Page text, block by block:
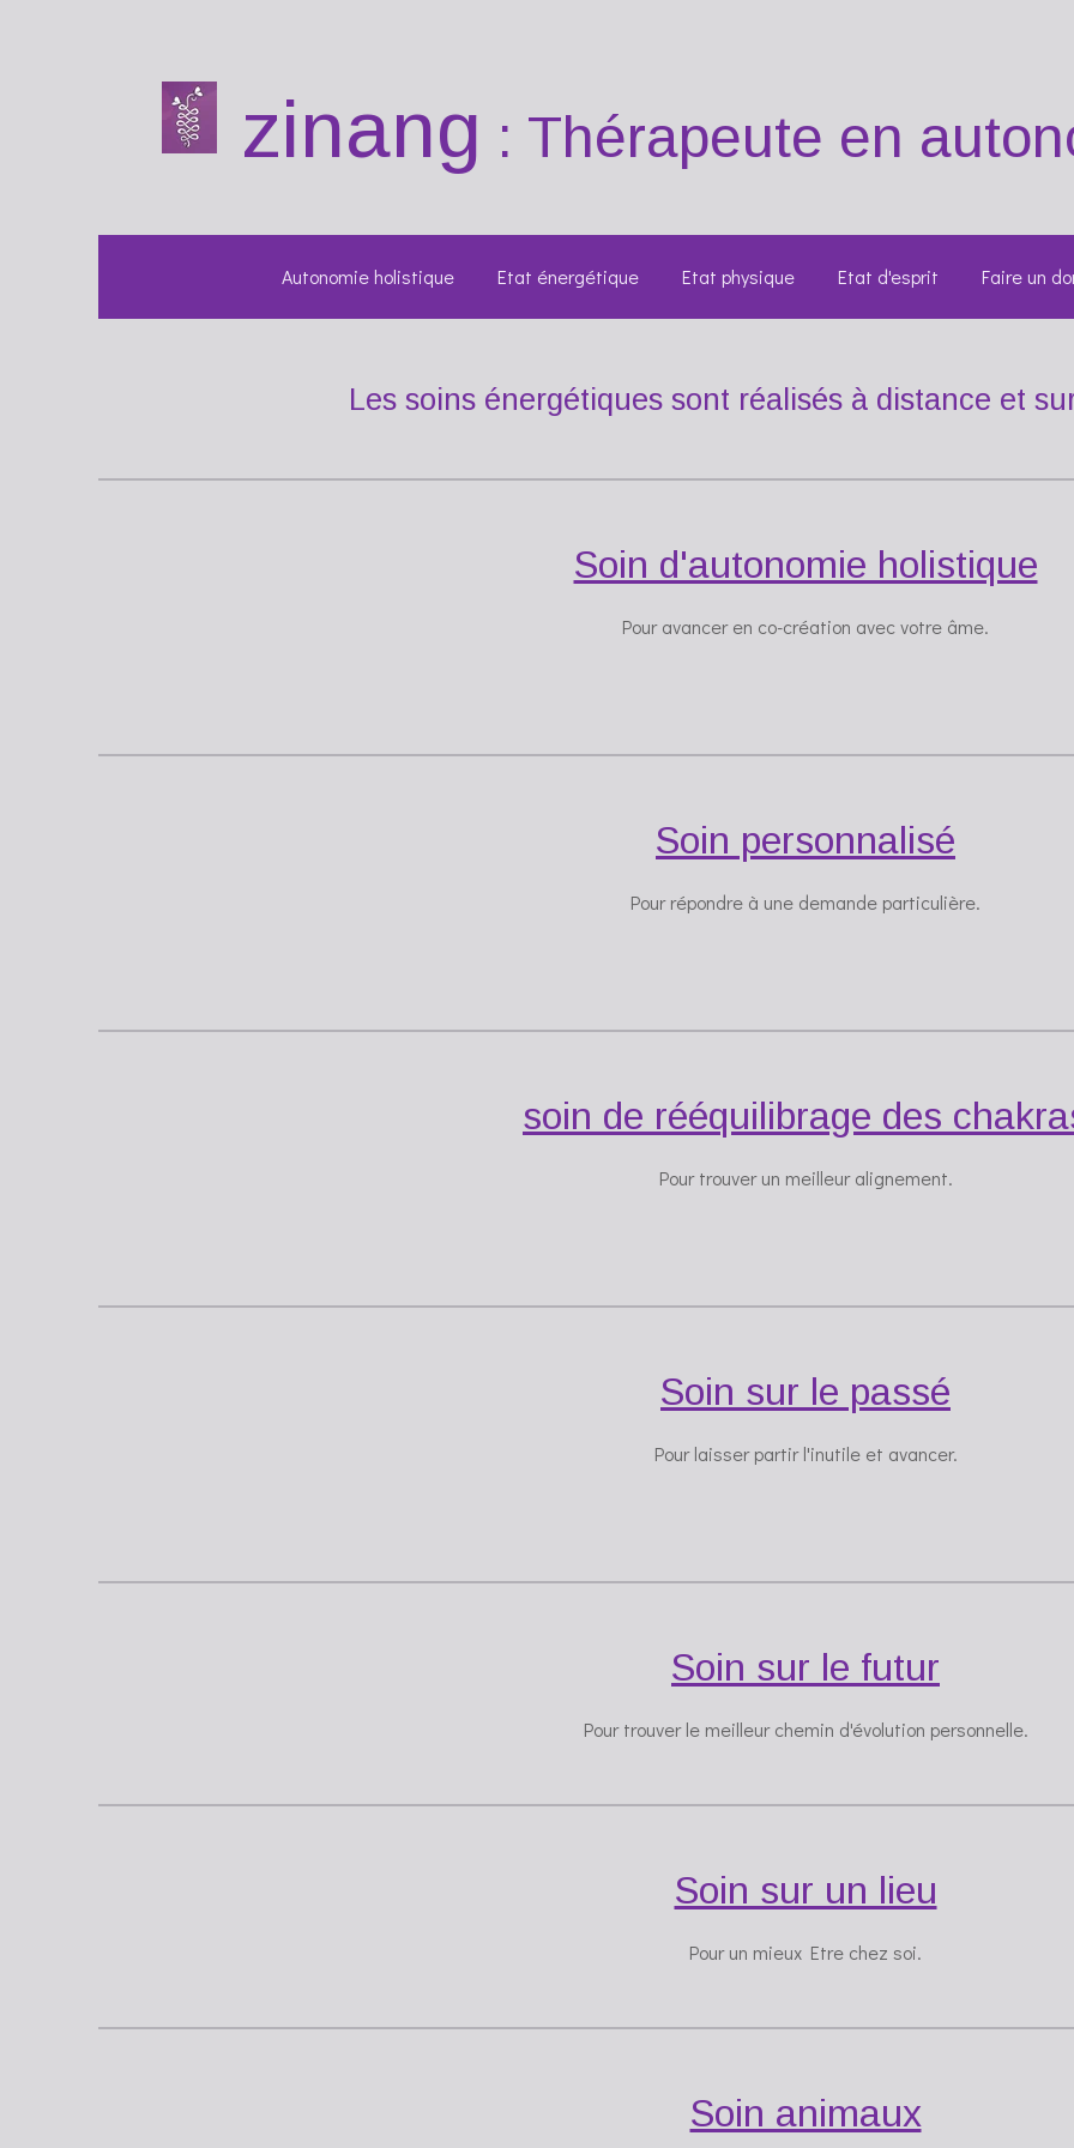
zinang : Thérapeute en
Autonomie holistique Etat énergétique Etat physique Etat d'esprit Faire un
Les soins énergétiques sont réalisés à distance et
Soin d'autonomie holistique
Pour avancer en co-création avec votre âme.
Soin personnalisé
Pour répondre à une demande particulière.
soin de rééquilibrage des
Pour trouver un meilleur alignement.
Soin sur le passé
Pour laisser partir l'inutile et avancer.
Soin sur le futur
Pour trouver le meilleur chemin d'évolution personnelle.
Soin sur un lieu
Pour un mieux Etre chez soi.
Soin animaux